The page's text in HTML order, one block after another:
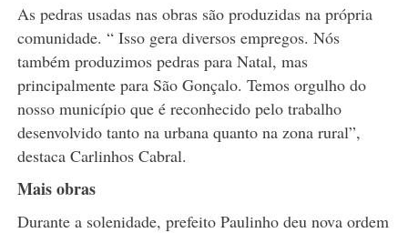
As pedras usadas nas obras são produzidas na própria
comunidade. “ Isso gera diversos empregos. Nós
também produzimos pedras para Natal, mas
principalmente para São Gonçalo. Temos orgulho do
nosso município que é reconhecido pelo trabalho
desenvolvido tanto na urbana quanto na zona rural”,
destaca Carlinhos Cabral.
Mais obras
Durante a solenidade, prefeito Paulinho deu nova ordem